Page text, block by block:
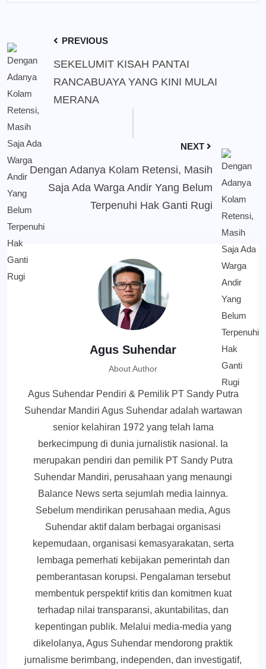
PREVIOUS
SEKELUMIT KISAH PANTAI
RANCABUAYA YANG KINI MULAI
MERANA
NEXT
Dengan Adanya Kolam Retensi, Masih
Saja Ada Warga Andir Yang Belum
Terpenuhi Hak Ganti Rugi
Agus Suhendar
About Author
Agus Suhendar Pendiri & Pemilik PT Sandy Putra
Suhendar Mandiri Agus Suhendar adalah wartawan
senior kelahiran 1972 yang telah lama
berkecimpung di dunia jurnalistik nasional. Ia
merupakan pendiri dan pemilik PT Sandy Putra
Suhendar Mandiri, perusahaan yang menaungi
Balance News serta sejumlah media lainnya.
Sebelum mendirikan perusahaan media, Agus
Suhendar aktif dalam berbagai organisasi
kepemudaan, organisasi kemasyarakatan, serta
lembaga pemerhati kebijakan pemerintah dan
pemberantasan korupsi. Pengalaman tersebut
membentuk perspektif kritis dan komitmen kuat
terhadap nilai transparansi, akuntabilitas, dan
kepentingan publik. Melalui media-media yang
dikelolanya, Agus Suhendar mendorong praktik
jurnalisme berimbang, independen, dan investigatif,